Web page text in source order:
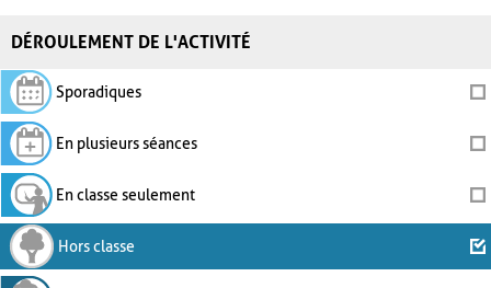
DÉROULEMENT DE L'ACTIVITÉ
Sporadiques
En plusieurs séances
En classe seulement
Hors classe